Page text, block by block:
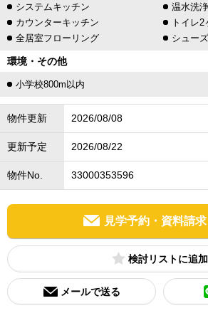
システムキッチン
温水洗
カウンターキッチン
トイレ2
全居室フローリング
シュー
環境・その他
小学校800m以内
物件更新 2026/08/08
更新予定 2026/08/22
物件No. 33000353596
見学予約・資料請求
検討リスト
メールで送る